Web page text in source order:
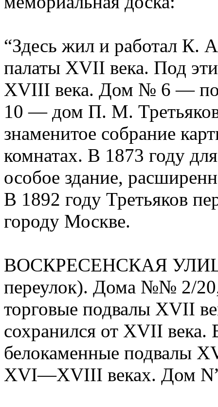
“Здесь жил и работал
палаты XVII века. Под
XVIII века. Дом № 6 —
10 — дом П. М.
знаменитое собрание
комнатах. В 1873 году
особое здание,
В 1892 году Третьяков
городу Москве.
ВОСКРЕСЕНСКАЯ
переулок). Дома №№ 2/
торговые подвалы XVII
сохранился от XVII
белокаменные подвалы
XVI—XVIII веках. Дом